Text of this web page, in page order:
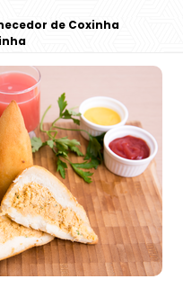
de Coxinha